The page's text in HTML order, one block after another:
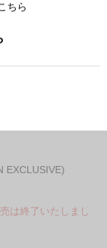
ちら
EXCLUSIVE)
は終了いたしまし